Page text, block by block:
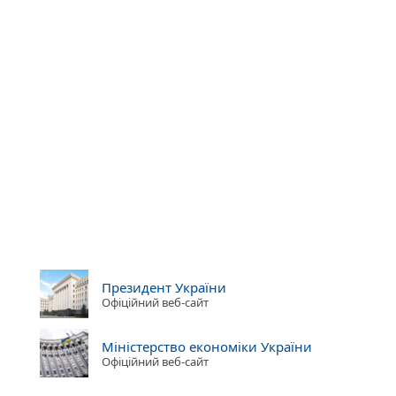
Президент України
Офіційний веб-сайт
Міністерство економіки України
Офіційний веб-сайт